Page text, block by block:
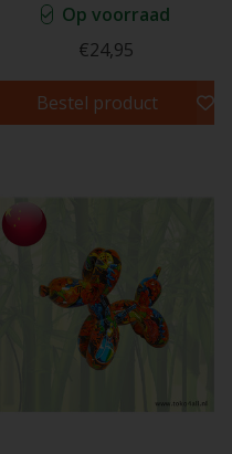
Op voorraad
€24,95
Bestel product